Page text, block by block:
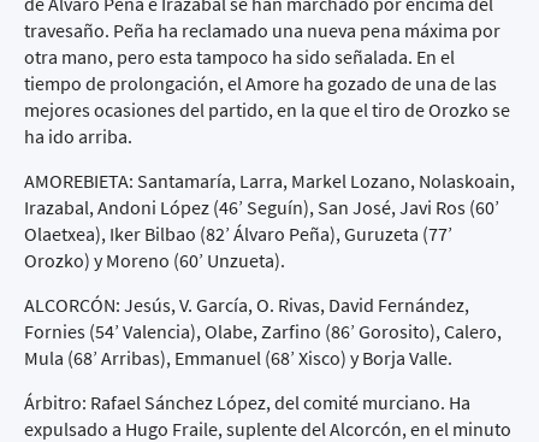
travesaño. Peña ha reclamado una nueva pena máxima por
otra mano, pero esta tampoco ha sido señalada. En el
tiempo de prolongación, el Amore ha gozado de una de las
mejores ocasiones del partido, en la que el tiro de Orozko se
ha ido arriba.
AMOREBIETA: Santamaría, Larra, Markel Lozano, Nolaskoain,
Irazabal, Andoni López (46’ Seguín), San José, Javi Ros (60’
Olaetxea), Iker Bilbao (82’ Álvaro Peña), Guruzeta (77’
Orozko) y Moreno (60’ Unzueta).
ALCORCÓN: Jesús, V. García, O. Rivas, David Fernández,
Fornies (54’ Valencia), Olabe, Zarfino (86’ Gorosito), Calero,
Mula (68’ Arribas), Emmanuel (68’ Xisco) y Borja Valle.
Árbitro: Rafael Sánchez López, del comité murciano. Ha
expulsado a Hugo Fraile, suplente del Alcorcón, en el minuto